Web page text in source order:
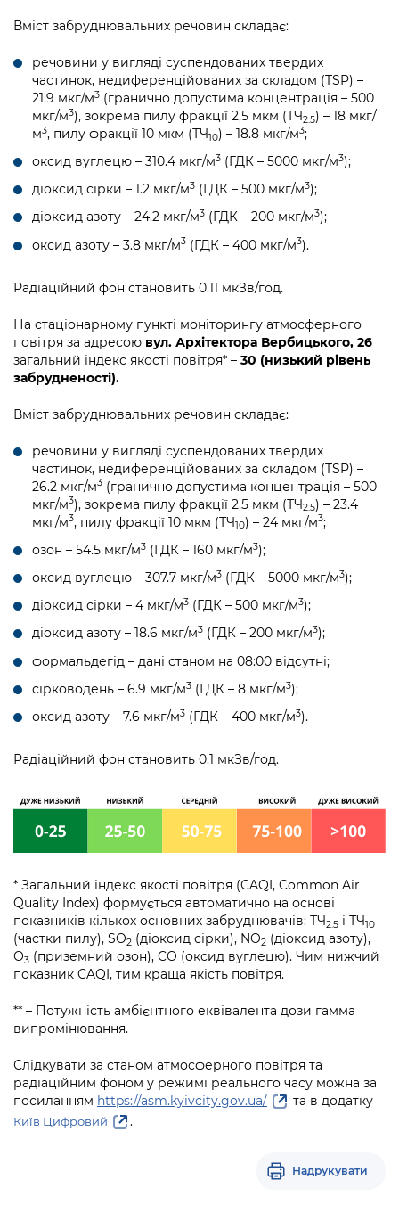
Вміст забруднювальних речовин складає:
речовини у вигляді суспендованих твердих
частинок, недиференційованих за складом (TSP) –
21.9 мкг/м3 (гранично допустима концентрація – 500
мкг/м3), зокрема пилу фракції 2,5 мкм (ТЧ2.5) – 18 мкг/
м3, пилу фракції 10 мкм (ТЧ10) – 18.8 мкг/м3;
оксид вуглецю – 310.4 мкг/м3 (ГДК – 5000 мкг/м3);
діоксид сірки – 1.2 мкг/м3 (ГДК – 500 мкг/м3);
діоксид азоту – 24.2 мкг/м3 (ГДК – 200 мкг/м3);
оксид азоту – 3.8 мкг/м3 (ГДК – 400 мкг/м3).
Радіаційний фон становить 0.11 мкЗв/год.
На стаціонарному пункті моніторингу атмосферного
повітря за адресою вул. Архітектора Вербицького, 26
загальний індекс якості повітря* – 30 (низький рівень
забрудненості).
Вміст забруднювальних речовин складає:
речовини у вигляді суспендованих твердих
частинок, недиференційованих за складом (TSP) –
26.2 мкг/м3 (гранично допустима концентрація – 500
мкг/м3), зокрема пилу фракції 2,5 мкм (ТЧ2.5) – 23.4
мкг/м3, пилу фракції 10 мкм (ТЧ10) – 24 мкг/м3;
озон – 54.5 мкг/м3 (ГДК – 160 мкг/м3);
оксид вуглецю – 307.7 мкг/м3 (ГДК – 5000 мкг/м3);
діоксид сірки – 4 мкг/м3 (ГДК – 500 мкг/м3);
діоксид азоту – 18.6 мкг/м3 (ГДК – 200 мкг/м3);
формальдегід – дані станом на 08:00 відсутні;
сірководень – 6.9 мкг/м3 (ГДК – 8 мкг/м3);
оксид азоту – 7.6 мкг/м3 (ГДК – 400 мкг/м3).
Радіаційний фон становить 0.1 мкЗв/год.
* Загальний індекс якості повітря (CAQI, Common Air
Quality Index) формується автоматично на основі
показників кількох основних забруднювачів: ТЧ2.5 і ТЧ10
(частки пилу), SO2 (діоксид сірки), NO2 (діоксид азоту),
О3 (приземний озон), CO (оксид вуглецю). Чим нижчий
показник CAQI, тим краща якість повітря.
** – Потужність амбієнтного еквівалента дози гамма
випромінювання.
Слідкувати за станом атмосферного повітря та
радіаційним фоном у режимі реального часу можна за
посиланням https://asm.kyivcity.gov.ua/ та в додатку
Київ Цифровий .
Надрукувати